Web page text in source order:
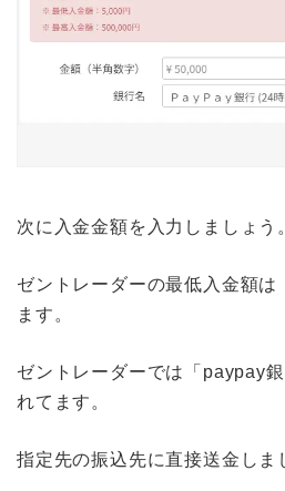
次に入金金額を入力しましょう
ゼントレーダーの最低入金額は
ます。
ゼントレーダーでは「paypay
れてます。
指定先の振込先に直接送金しま